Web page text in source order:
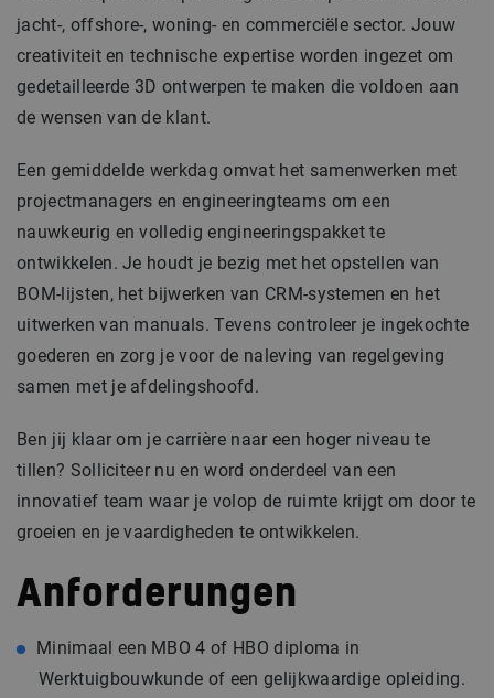
jacht-, offshore-, woning- en commerciële sector. Jouw
creativiteit en technische expertise worden ingezet om
gedetailleerde 3D ontwerpen te maken die voldoen aan
de wensen van de klant.
Een gemiddelde werkdag omvat het samenwerken met
projectmanagers en engineeringteams om een
nauwkeurig en volledig engineeringspakket te
ontwikkelen. Je houdt je bezig met het opstellen van
BOM-lijsten, het bijwerken van CRM-systemen en het
uitwerken van manuals. Tevens controleer je ingekochte
goederen en zorg je voor de naleving van regelgeving
samen met je afdelingshoofd.
Ben jij klaar om je carrière naar een hoger niveau te
tillen? Solliciteer nu en word onderdeel van een
innovatief team waar je volop de ruimte krijgt om door te
groeien en je vaardigheden te ontwikkelen.
Anforderungen
Minimaal een MBO 4 of HBO diploma in
Werktuigbouwkunde of een gelijkwaardige opleiding.